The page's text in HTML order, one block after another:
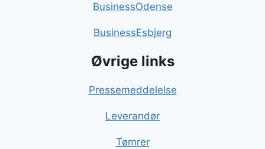
BusinessOdense
BusinessEsbjerg
Øvrige links
Pressemeddelelse
Leverandør
Tømrer